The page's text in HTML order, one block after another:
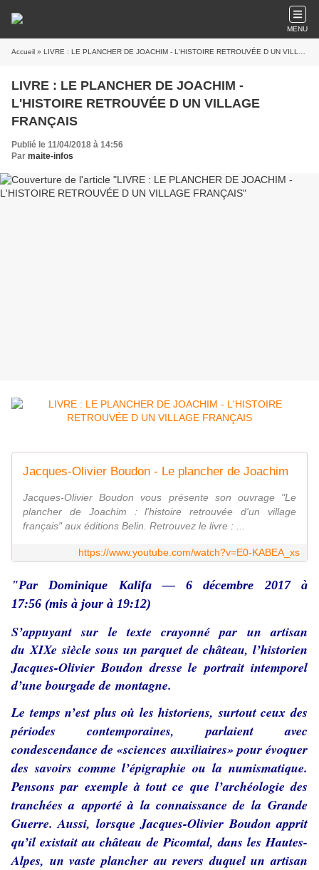
MENU
Accueil » LIVRE : LE PLANCHER DE JOACHIM - L'HISTOIRE RETROUVÉE D UN VILLAGE FRANÇAIS
LIVRE : LE PLANCHER DE JOACHIM -
L'HISTOIRE RETROUVÉE D UN VILLAGE
FRANÇAIS
Publié le 11/04/2018 à 14:56
Par maite-infos
Jacques-Olivier Boudon - Le plancher de Joachim
Jacques-Olivier Boudon vous présente son ouvrage "Le
plancher de Joachim : l'histoire retrouvée d'un village
français" aux éditions Belin. Retrouvez le livre : ...
https://www.youtube.com/watch?v=E0-KABEA_xs
"ParDominique Kalifa— 6 décembre 2017 à
17:56 (mis à jour à 19:12)
S’appuyant sur le texte crayonné par un artisan
du XIXe siècle sous un parquet de château, l’historien
Jacques-Olivier Boudon dresse le portrait intemporel
d’une bourgade de montagne.
Le temps n’est plus où les historiens, surtout ceux des
périodes contemporaines, parlaient avec
condescendance de «sciences auxiliaires» pour évoquer
des savoirs comme l’épigraphie ou la numismatique.
Pensons par exemple à tout ce que l’archéologie des
tranchées a apporté à la connaissance de la Grande
Guerre. Aussi, lorsque Jacques-Olivier Boudon apprit
qu’il existait au château de Picomtal, dans les Hautes-
Alpes, un vaste plancher au revers duquel un artisan